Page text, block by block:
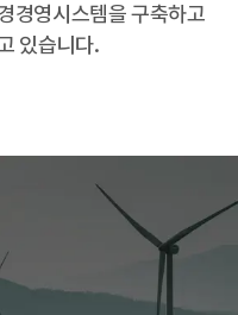
경영시스템을 구축하고
있습니다.